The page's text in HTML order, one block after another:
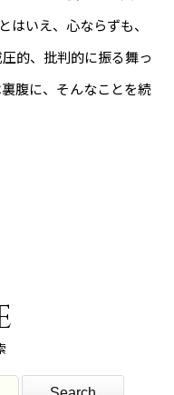
はいえ、心ならずも、
的、批判的に振る舞っ
腹に、そんなことを続